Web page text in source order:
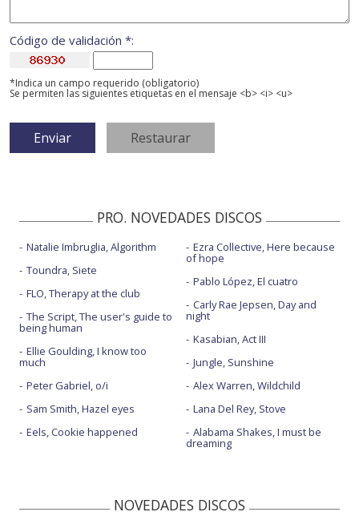
Código de validación *:
*Indica un campo requerido (obligatorio)
Se permiten las siguientes etiquetas en el mensaje <b> <i> <u>
PRO. NOVEDADES DISCOS
Natalie Imbruglia, Algorithm
Toundra, Siete
FLO, Therapy at the club
The Script, The user's guide to
being human
Ellie Goulding, I know too
much
Peter Gabriel, o/i
Sam Smith, Hazel eyes
Eels, Cookie happened
Ezra Collective, Here because
of hope
Pablo López, El cuatro
Carly Rae Jepsen, Day and
night
Kasabian, Act III
Jungle, Sunshine
Alex Warren, Wildchild
Lana Del Rey, Stove
Alabama Shakes, I must be
dreaming
NOVEDADES DISCOS